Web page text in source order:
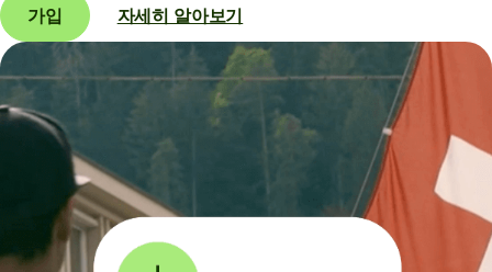
가입 자세히 알아보기